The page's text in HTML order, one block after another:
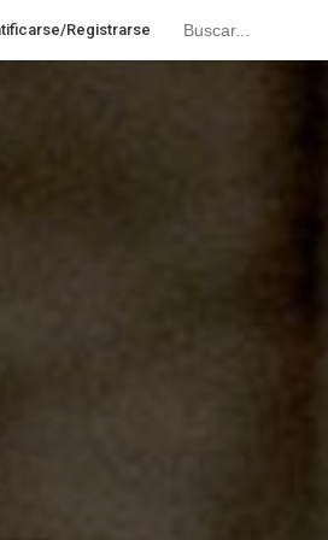
Registrarse